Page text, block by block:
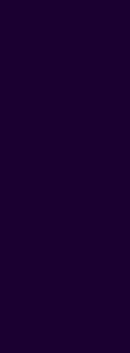
عمر می کند و به
ندارد.
لیزری از کف
قالب خودرو شما
پذیر می باشد
صندلی و حاشیه ای
پوشش دهی هیچ
دارای یک صفحه
کیفیت کالا می
میکند و راننده